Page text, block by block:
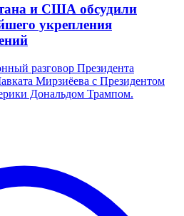
и США обсудили
укрепления
разговор Президента
Мирзиёева с Президентом
Дональдом Трампом.